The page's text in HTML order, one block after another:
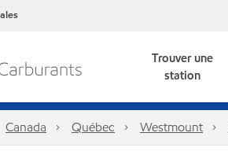
Trouver une
station
Canada Québec Westmount